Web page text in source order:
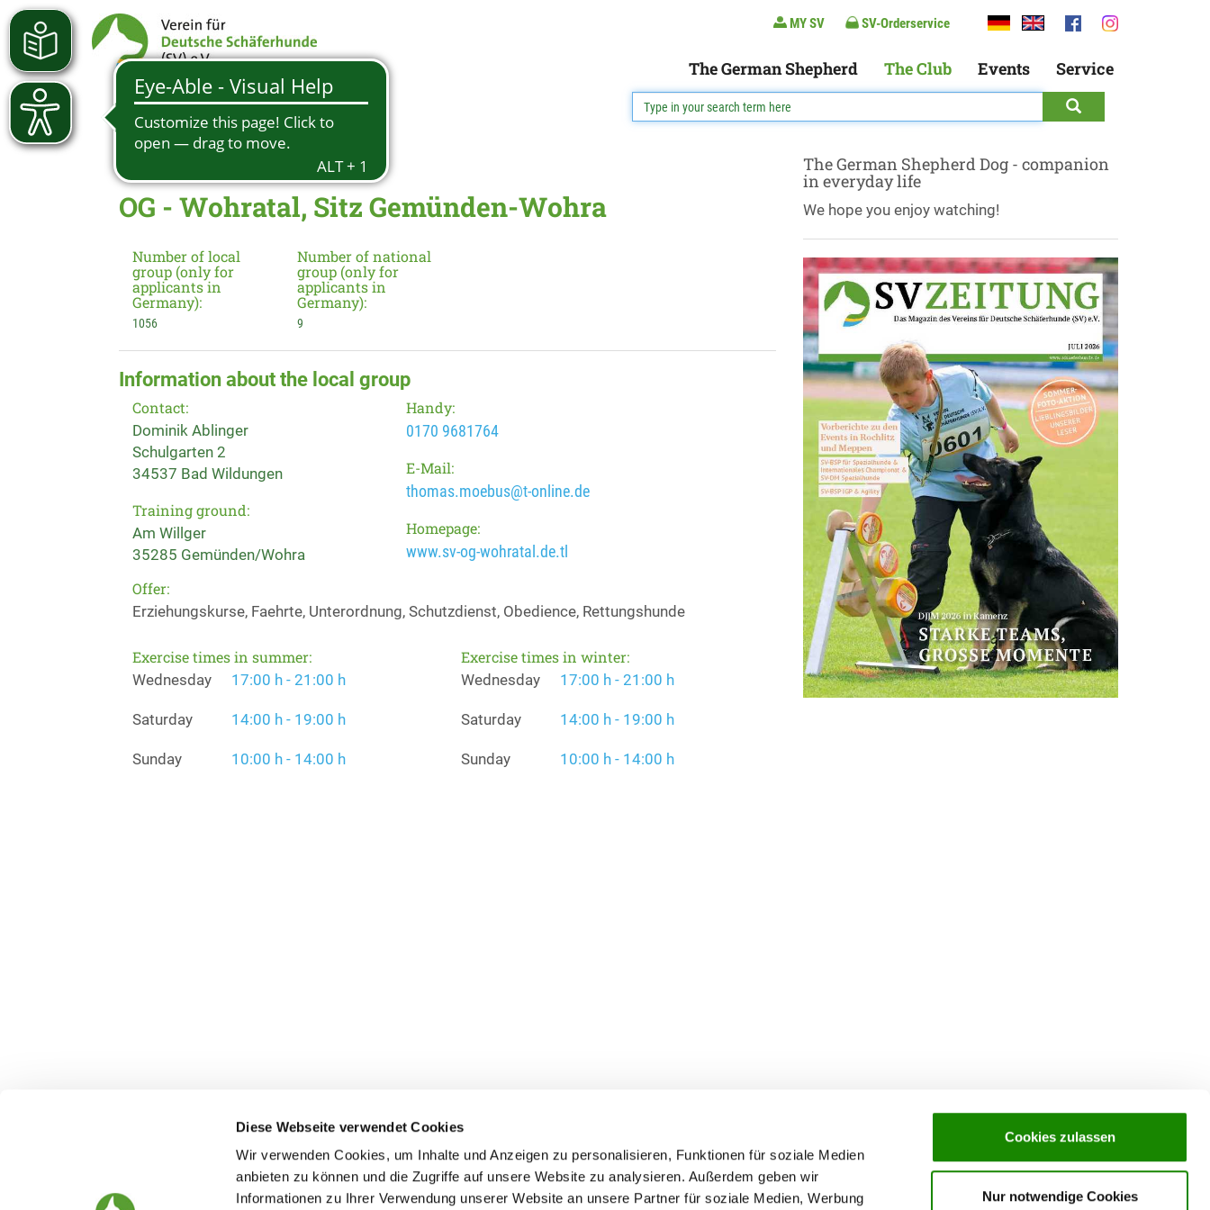
Diese Webseite verwendet Cookies
Wir verwenden Cookies, um Inhalte und Anzeigen zu personalisieren, Funktionen für soziale Medien
anbieten zu können und die Zugriffe auf unsere Website zu analysieren. Außerdem geben wir
Informationen zu Ihrer Verwendung unserer Website an unsere Partner für soziale Medien, Werbung
Cookies zulassen
Nur notwendige Cookies
MY SV SV-Orderservice
The German Shepherd The Club Events Service
OG - Wohratal, Sitz Gemünden-Wohra
Number of local
group (only for
applicants in
Germany):
1056
Number of national
group (only for
applicants in
Germany):
9
Information about the local group
Contact:
Dominik Ablinger
Schulgarten 2
34537 Bad Wildungen
Training ground:
Am Willger
35285 Gemünden/Wohra
Handy:
0170 9681764
E-Mail:
thomas.moebus@t-online.de
Homepage:
www.sv-og-wohratal.de.tl
Offer:
Erziehungskurse, Faehrte, Unterordnung, Schutzdienst, Obedience, Rettungshunde
Exercise times in summer:
Wednesday 17:00 h - 21:00 h
Saturday 14:00 h - 19:00 h
Sunday 10:00 h - 14:00 h
Exercise times in winter:
Wednesday 17:00 h - 21:00 h
Saturday 14:00 h - 19:00 h
Sunday 10:00 h - 14:00 h
The German Shepherd Dog - companion
in everyday life
We hope you enjoy watching!
The German Shepherd The Club Events Service